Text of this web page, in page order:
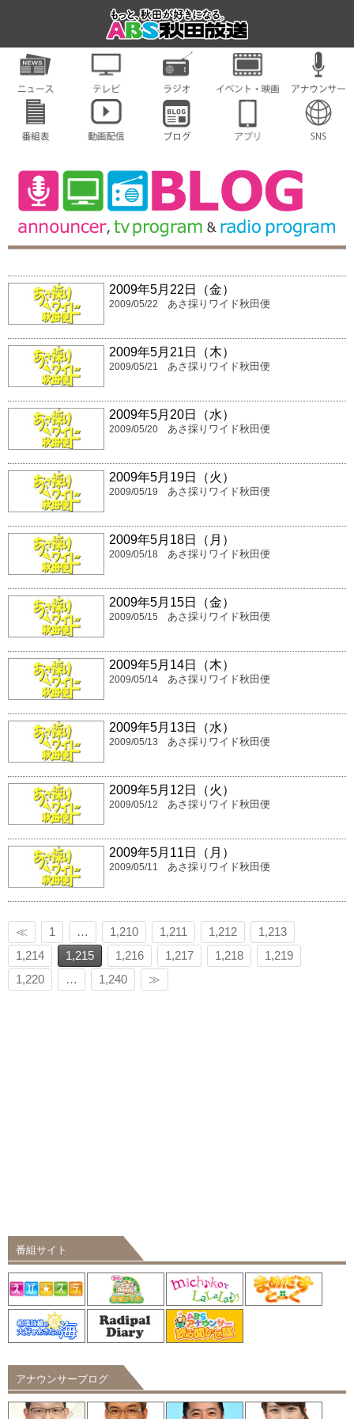
2009年5月22日（金）
2009/05/22 あさ採りワイド秋田便
2009年5月21日（木）
2009/05/21 あさ採りワイド秋田便
2009年5月20日（水）
2009/05/20 あさ採りワイド秋田便
2009年5月19日（火）
2009/05/19 あさ採りワイド秋田便
2009年5月18日（月）
2009/05/18 あさ採りワイド秋田便
2009年5月15日（金）
2009/05/15 あさ採りワイド秋田便
2009年5月14日（木）
2009/05/14 あさ採りワイド秋田便
2009年5月13日（水）
2009/05/13 あさ採りワイド秋田便
2009年5月12日（火）
2009/05/12 あさ採りワイド秋田便
2009年5月11日（月）
2009/05/11 あさ採りワイド秋田便
≪ 1 … 1,210 1,211 1,212
1,213
1,214
1,215 1,216 1,217 1,218
1,219
1,220
… 1,240 ≫
番組サイト
アナウンサーブログ